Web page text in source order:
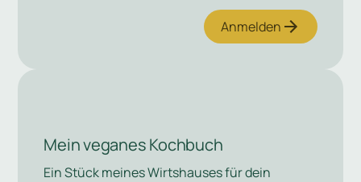
Anmelden
Mein veganes Kochbuch
Ein Stück meines Wirtshauses für dein